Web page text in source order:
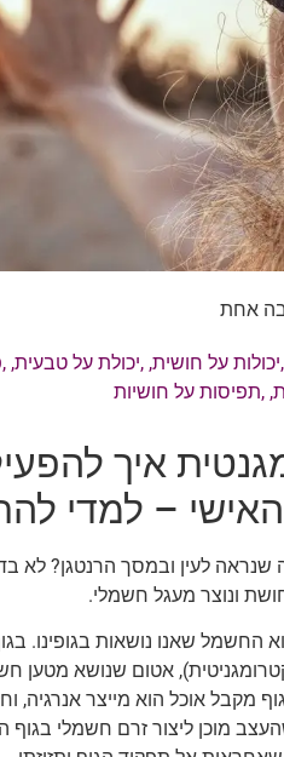
אחת
יכולות על חושית, ,יכולת על טבעית, ,
, ,תפיסות על חושיות
איך
– למדי
שנראה לעין ובמסך הרנטגן? לא
ונוצר מעגל חשמלי.
החשמל שאנו נושאות בגופינו.
אטום שנושא מטען
מקבל אוכל הוא מייצר אנרגיה,
מוכן ליצור זרם חשמלי